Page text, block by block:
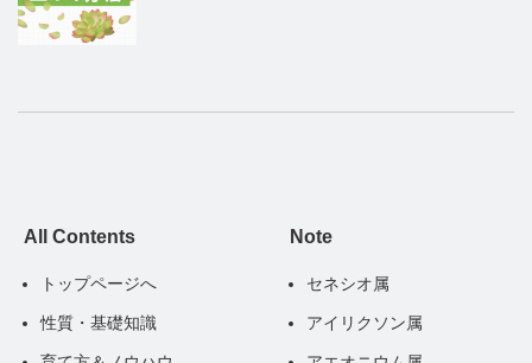
All Contents
トップページへ
性質・基礎知識
Note
セネシオ属
アイリクソン属